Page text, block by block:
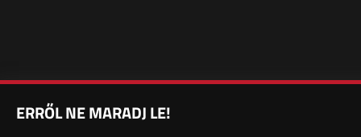
ERRŐL NE MARADJ LE!